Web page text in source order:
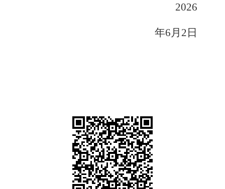
2026
年6月2日